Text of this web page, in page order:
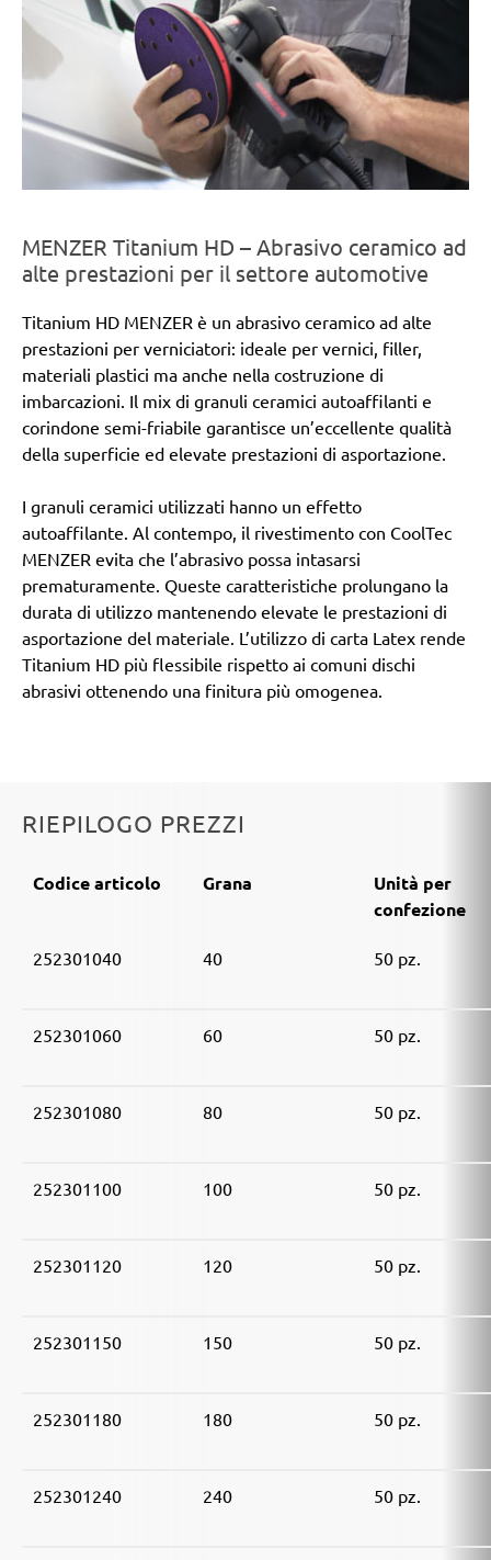
MENZER Titanium HD – Abrasivo ceramico ad
alte prestazioni per il settore automotive
Titanium HD MENZER è un abrasivo ceramico ad alte
prestazioni per verniciatori: ideale per vernici, filler,
materiali plastici ma anche nella costruzione di
imbarcazioni. Il mix di granuli ceramici autoaffilanti e
corindone semi-friabile garantisce un’eccellente qualità
della superficie ed elevate prestazioni di asportazione.
I granuli ceramici utilizzati hanno un effetto
autoaffilante. Al contempo, il rivestimento con CoolTec
MENZER evita che l’abrasivo possa intasarsi
prematuramente. Queste caratteristiche prolungano la
durata di utilizzo mantenendo elevate le prestazioni di
asportazione del materiale. L’utilizzo di carta Latex rende
Titanium HD più flessibile rispetto ai comuni dischi
abrasivi ottenendo una finitura più omogenea.
RIEPILOGO PREZZI
Codice articolo Grana
Unità per
confezione
252301040 40 50 pz.
252301060 60 50 pz.
252301080 80 50 pz.
252301100 100 50 pz.
252301120 120 50 pz.
252301150 150 50 pz.
252301180 180 50 pz.
252301240 240 50 pz.